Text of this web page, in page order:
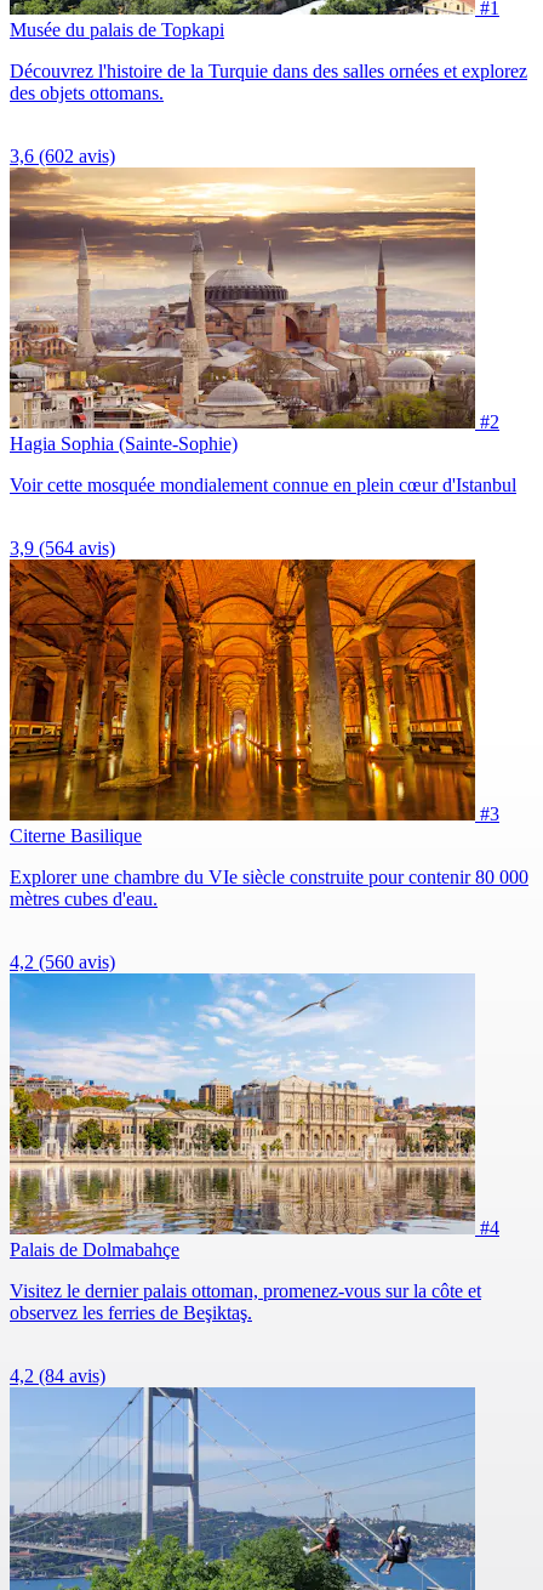
#1
Musée du palais de Topkapi
Découvrez l'histoire de la Turquie dans des salles ornées et explorez
des objets ottomans.
3,6 (602 avis)
#2
Hagia Sophia (Sainte-Sophie)
Voir cette mosquée mondialement connue en plein cœur d'Istanbul
3,9 (564 avis)
#3
Citerne Basilique
Explorer une chambre du VIe siècle construite pour contenir 80 000
mètres cubes d'eau.
4,2 (560 avis)
#4
Palais de Dolmabahçe
Visitez le dernier palais ottoman, promenez-vous sur la côte et
observez les ferries de Beşiktaş.
4,2 (84 avis)